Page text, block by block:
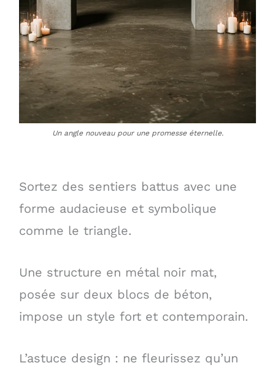
Un angle nouveau pour une promesse éternelle.
Sortez des sentiers battus avec une
forme audacieuse et symbolique
comme le triangle.
Une structure en métal noir mat,
posée sur deux blocs de béton,
impose un style fort et contemporain.
L’astuce design : ne fleurissez qu’un